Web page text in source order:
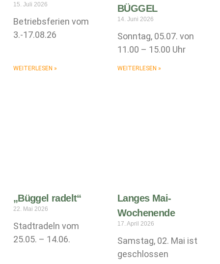
15. Juli 2026
Betriebsferien vom
3.-17.08.26
WEITERLESEN »
BÜGGEL
14. Juni 2026
Sonntag, 05.07. von
11.00 – 15.00 Uhr
WEITERLESEN »
„Büggel radelt“
22. Mai 2026
Stadtradeln vom
25.05. – 14.06.
Langes Mai-
Wochenende
17. April 2026
Samstag, 02. Mai ist
geschlossen